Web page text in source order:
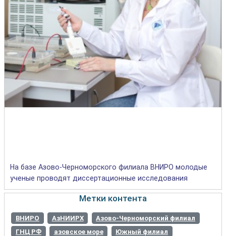
На базе Азово-Черноморского филиала ВНИРО молодые
ученые проводят диссертационные исследования
Метки контента
ВНИРО АзНИИРХ
Азово-Черноморский филиал
ГНЦ РФ
азовское море
Южный филиал